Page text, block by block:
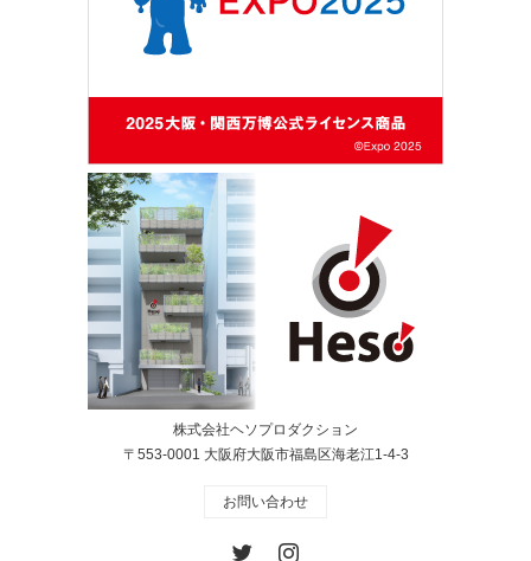
株式会社ヘソプロダクション
〒553-0001 大阪府大阪市福島区海老江1-4-3
お問い合わせ